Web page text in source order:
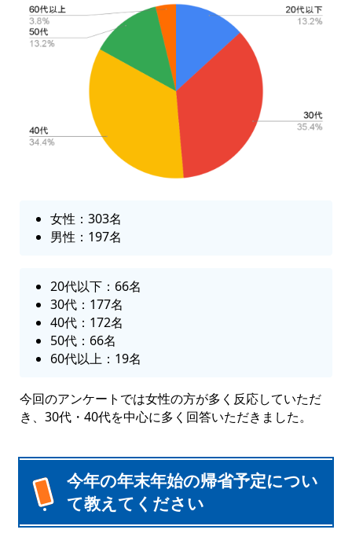
女性：303名
男性：197名
20代以下：66名
30代：177名
40代：172名
50代：66名
60代以上：19名
今回のアンケートでは女性の方が多く反応していただ
き、30代・40代を中心に多く回答いただきました。
今年の年末年始の帰省予定につい
て教えてください